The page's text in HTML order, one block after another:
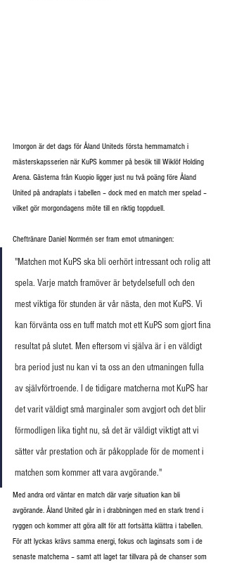
Imorgon är det dags för Åland Uniteds första hemmamatch i
mästerskapsserien när KuPS kommer på besök till Wiklöf Holding
Arena. Gästerna från Kuopio ligger just nu två poäng före Åland
United på andraplats i tabellen – dock med en match mer spelad –
vilket gör morgondagens möte till en riktig toppduell.
Cheftränare Daniel Norrmén ser fram emot utmaningen:
"Matchen mot KuPS ska bli oerhört intressant och rolig att
spela. Varje match framöver är betydelsefull och den
mest viktiga för stunden är vår nästa, den mot KuPS. Vi
kan förvänta oss en tuff match mot ett KuPS som gjort fina
resultat på slutet. Men eftersom vi själva är i en väldigt
bra period just nu kan vi ta oss an den utmaningen fulla
av självförtroende. I de tidigare matcherna mot KuPS har
det varit väldigt små marginaler som avgjort och det blir
förmodligen lika tight nu, så det är väldigt viktigt att vi
sätter vår prestation och är påkopplade för de moment i
matchen som kommer att vara avgörande."
Med andra ord väntar en match där varje situation kan bli
avgörande. Åland United går in i drabbningen med en stark trend i
ryggen och kommer att göra allt för att fortsätta klättra i tabellen.
För att lyckas krävs samma energi, fokus och laginsats som i de
senaste matcherna – samt att laget tar tillvara på de chanser som